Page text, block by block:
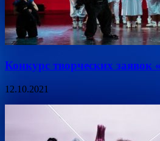
Конкурс творческих
12.10.2021